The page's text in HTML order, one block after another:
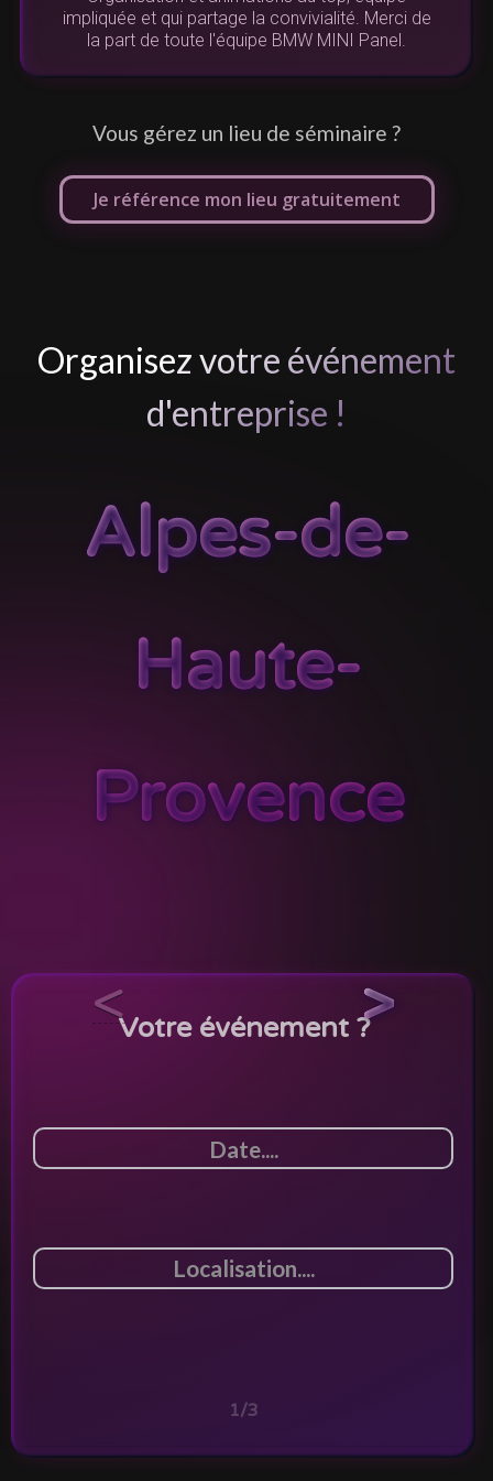
vivre. Au plaisir de travailler avec vous pour un
nouvel événement !"
Vous gérez un lieu de séminaire ?
Je référence mon lieu gratuitement
Organisez votre événement
d'entreprise !
Alpes-de-
Haute-
Provence
Votre événement ?
1/3
< >